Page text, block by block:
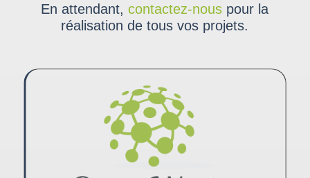
En attendant,contactez-nous pour la
réalisation de tous vos projets.